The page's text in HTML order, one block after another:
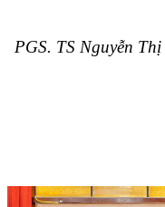
PGS. TS Nguyễn